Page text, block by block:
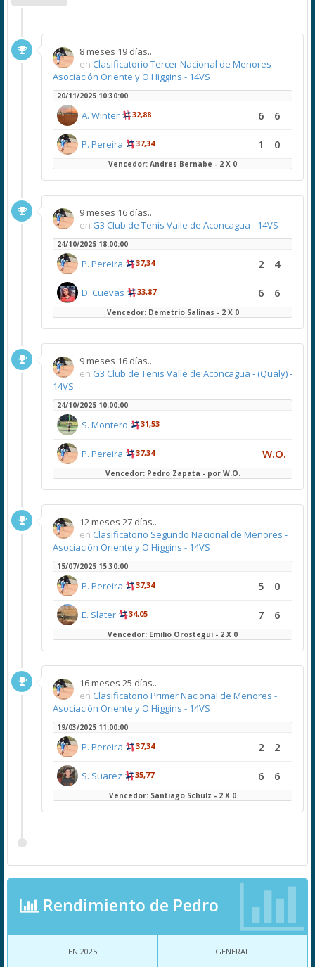
8 meses 19 días..
en Clasificatorio Tercer Nacional de Menores -
Asociación Oriente y O'Higgins - 14VS
20/11/2025 10:30:00
A. Winter 32,88 6 6
P. Pereira 37,34 1 0
Vencedor: Andres Bernabe - 2 X 0
9 meses 16 días..
en G3 Club de Tenis Valle de Aconcagua - 14VS
24/10/2025 18:00:00
P. Pereira 37,34 2 4
D. Cuevas 33,87 6 6
Vencedor: Demetrio Salinas - 2 X 0
9 meses 16 días..
en G3 Club de Tenis Valle de Aconcagua - (Qualy) -
14VS
24/10/2025 10:00:00
S. Montero 31,53
P. Pereira 37,34 W.O.
Vencedor: Pedro Zapata - por W.O.
12 meses 27 días..
en Clasificatorio Segundo Nacional de Menores -
Asociación Oriente y O'Higgins - 14VS
15/07/2025 15:30:00
P. Pereira 37,34 5 0
E. Slater 34,05 7 6
Vencedor: Emilio Orostegui - 2 X 0
16 meses 25 días..
en Clasificatorio Primer Nacional de Menores -
Asociación Oriente y O'Higgins - 14VS
19/03/2025 11:00:00
P. Pereira 37,34 2 2
S. Suarez 35,77 6 6
Vencedor: Santiago Schulz - 2 X 0
Rendimiento de Pedro
EN 2025 GENERAL